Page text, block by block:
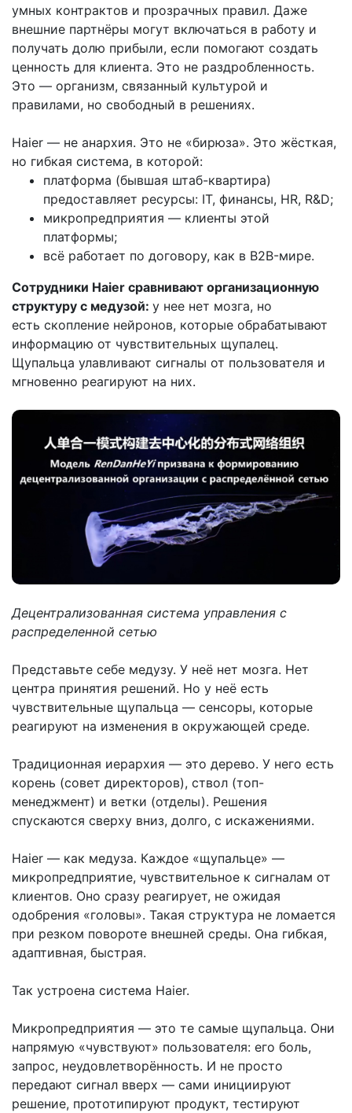
умных контрактов и прозрачных правил. Даже
внешние партнёры могут включаться в работу и
получать долю прибыли, если помогают создать
ценность для клиента. Это не раздробленность.
Это — организм, связанный культурой и
правилами, но свободный в решениях.
Haier — не анархия. Это не «бирюза». Это жёсткая,
но гибкая система, в которой:
платформа (бывшая штаб-квартира)
предоставляет ресурсы: IT, финансы, HR, R&D;
микропредприятия — клиенты этой
платформы;
всё работает по договору, как в B2B-мире.
Сотрудники Haier сравнивают организационную
структуру с медузой: у нее нет мозга, но
есть скопление нейронов, которые обрабатывают
информацию от чувствительных щупалец.
Щупальца улавливают сигналы от пользователя и
мгновенно реагируют на них.
Децентрализованная система управления с
распределенной сетью
Представьте себе медузу. У неё нет мозга. Нет
центра принятия решений. Но у неё есть
чувствительные щупальца — сенсоры, которые
реагируют на изменения в окружающей среде.
Традиционная иерархия — это дерево. У него есть
корень (совет директоров), ствол (топ-
менеджмент) и ветки (отделы). Решения
спускаются сверху вниз, долго, с искажениями.
Haier — как медуза. Каждое «щупальце» —
микропредприятие, чувствительное к сигналам от
клиентов. Оно сразу реагирует, не ожидая
одобрения «головы». Такая структура не ломается
при резком повороте внешней среды. Она гибкая,
адаптивная, быстрая.
Так устроена система Haier.
Микропредприятия — это те самые щупальца. Они
напрямую «чувствуют» пользователя: его боль,
запрос, неудовлетворённость. И не просто
передают сигнал вверх — сами инициируют
решение, прототипируют продукт, тестируют